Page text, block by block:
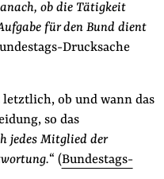
ob die Tätigkeit
für den Bund dient
Drucksache
ob und wann das
so das
jedes Mitglied der
“ (Bundestags-